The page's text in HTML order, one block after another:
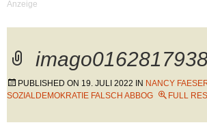
PUBLISHED ON 19. JULI 2022 IN NANCY
SOZIALDEMOKRATIE FALSCH ABBOG
FULL